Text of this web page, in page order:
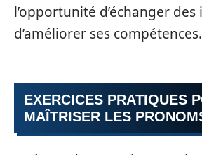
l’opportunité d’échanger des
d’améliorer ses compétences.
EXERCICES PRATIQUES
MAÎTRISER LES